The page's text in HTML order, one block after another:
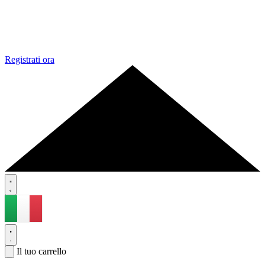
Registrati ora
Il tuo carrello